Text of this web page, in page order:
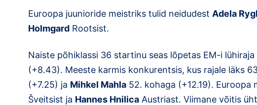
Euroopa juunioride meistriks tulid neidudest Adela
Holmgard Rootsist.
Naiste põhiklassi 36 startinu seas lõpetas EM-i
(+8.43). Meeste karmis konkurentsis, kus rajale läks
(+7.25) ja Mihkel Mahla 52. kohaga (+12.19). Euroopa
Šveitsist ja Hannes Hnilica Austriast. Viimane võitis